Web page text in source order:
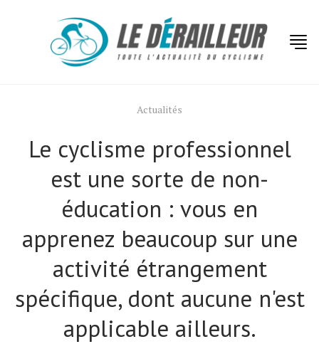
Actualités
Le cyclisme professionnel
est une sorte de non-
éducation : vous en
apprenez beaucoup sur une
activité étrangement
spécifique, dont aucune n'est
applicable ailleurs.